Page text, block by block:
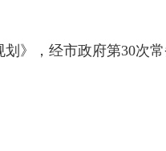
，经市政府第30次常